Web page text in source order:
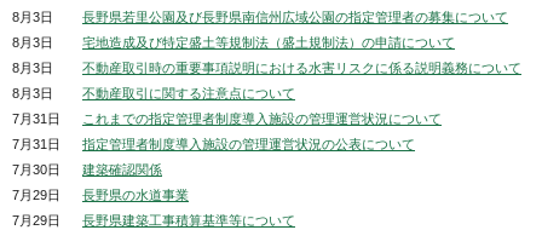
8月3日
長野県若里公園及び長野県南信州広域公園の指定管理者の募集について
8月3日
宅地造成及び特定盛土等規制法（盛土規制法）の申請について
8月3日
不動産取引時の重要事項説明における水害リスクに係る説明義務について
8月3日
不動産取引に関する注意点について
7月31日
これまでの指定管理者制度導入施設の管理運営状況について
7月31日
指定管理者制度導入施設の管理運営状況の公表について
7月30日
建築確認関係
7月29日
長野県の水道事業
7月29日
長野県建築工事積算基準等について